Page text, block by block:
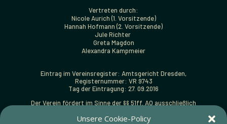
Unsere Cookie-Policy
Vertreten durch:
Nicole Aurich (1. Vorsitzende)
Hannah Hofmann (2. Vorsitzende)
Jule Richter
Greta Magdon
Alexandra Kampmeier
Eintrag im Vereinsregister: Amtsgericht Dresden,
Registernummer: VR 9743
Tag der Eintragung: 27. 09.2016
Der Verein fördert im Sinne der §§ 51ff. AO ausschließlich
Förderung von Kunst und Kultur (§ 52 Abs. 2 Satz 1 Nr. 5 AO).